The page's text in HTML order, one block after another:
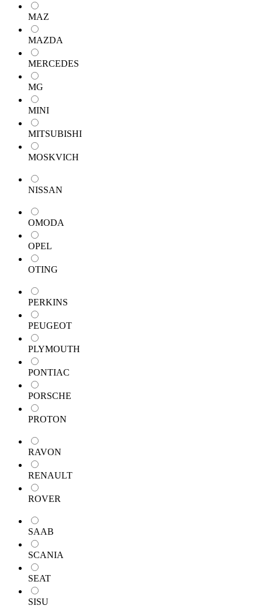
MAZ
MAZDA
MERCEDES
MG
MINI
MITSUBISHI
MOSKVICH
NISSAN
OMODA
OPEL
OTING
PERKINS
PEUGEOT
PLYMOUTH
PONTIAC
PORSCHE
PROTON
RAVON
RENAULT
ROVER
SAAB
SCANIA
SEAT
SISU